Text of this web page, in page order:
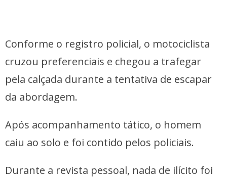
Conforme o registro policial, o motociclista
cruzou preferenciais e chegou a trafegar
pela calçada durante a tentativa de escapar
da abordagem.
Após acompanhamento tático, o homem
caiu ao solo e foi contido pelos policiais.
Durante a revista pessoal, nada de ilícito foi